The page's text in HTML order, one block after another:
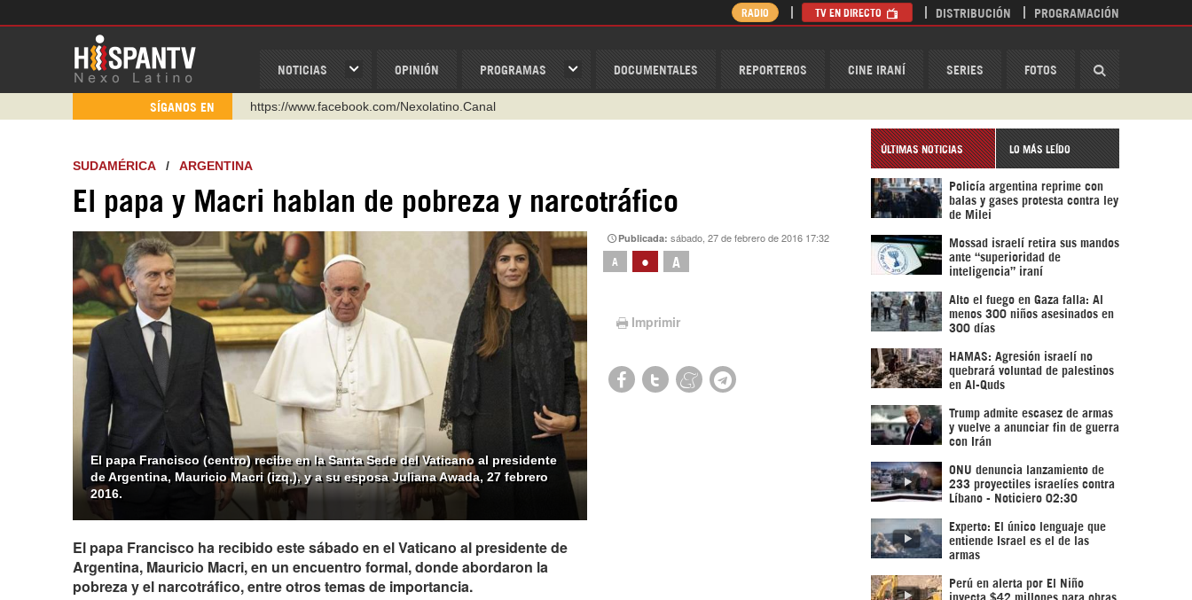
NOTICIAS OPINIÓN PROGRAMAS DOCUMENTALES REPORTEROS CINE IRANÍ SERIES FOTOS
RADIO TV EN DIRECTO DISTRIBUCIÓN PROGRAMACIÓN
SÍGANOS EN
https://www.facebook.com/Nexolatino.Canal
https://t.me/hispantvcanal
https://urmedium.com/c/hispantv
WhatsApp y Viber: +98 921 79 29 404
Instagram como: hispan_tv
SUDAMÉRICA/ ARGENTINA
El papa y Macri hablan de pobreza y narcotráfico
El papa Francisco (centro) recibe en la Santa Sede del Vaticano al presidente
de Argentina, Mauricio Macri (izq.), y a su esposa Juliana Awada, 27 febrero
2016.
Publicada:sábado, 27 de febrero de 2016 17:32
A • A
Imprimir
El papa Francisco ha recibido este sábado en el Vaticano al presidente de
Argentina, Mauricio Macri, en un encuentro formal, donde abordaron la
pobreza y el narcotráfico, entre otros temas de importancia.
ÚLTIMAS NOTICIAS LO MÁS LEÍDO
Policía argentina reprime con
balas y gases protesta contra ley
de Milei
Mossad israelí retira sus mandos
ante “superioridad de
inteligencia” iraní
Alto el fuego en Gaza falla: Al
menos 300 niños asesinados en
300 días
HAMAS: Agresión israelí no
quebrará voluntad de palestinos
en Al-Quds
Trump admite escasez de armas
y vuelve a anunciar fin de guerra
con Irán
ONU denuncia lanzamiento de
233 proyectiles israelíes contra
Líbano - Noticiero 02:30
Experto: El único lenguaje que
entiende Israel es el de las
armas
Perú en alerta por El Niño
inyecta $42 millones para obras